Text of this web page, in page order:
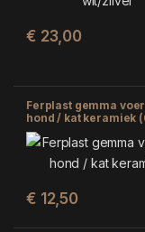
€ 23,00
Ferplast gemma
hond / kat keramiek
18X18X8 CM)
€ 12,50